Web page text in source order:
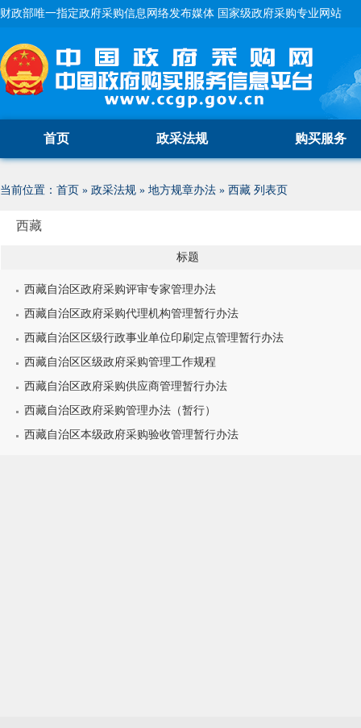
财政部唯一指定政府采购信息网络发布媒体 国家级政府采购专业网站
首页 政采法规 购买服务
当前位置： 首页 » 政采法规 » 地方规章办法 » 西藏 列表页
西藏
标题
西藏自治区政府采购评审专家管理办法
西藏自治区政府采购代理机构管理暂行办法
西藏自治区区级行政事业单位印刷定点管理暂行办法
西藏自治区区级政府采购管理工作规程
西藏自治区政府采购供应商管理暂行办法
西藏自治区政府采购管理办法（暂行）
西藏自治区本级政府采购验收管理暂行办法